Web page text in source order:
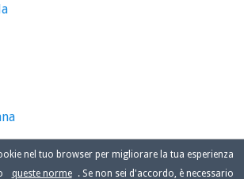
nel tuo browser per migliorare la tua esperienza
queste norme . Se non sei d'accordo, è necessario